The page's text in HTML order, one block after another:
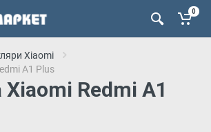
0
Xiaomi
A1 Plus
Redmi A1